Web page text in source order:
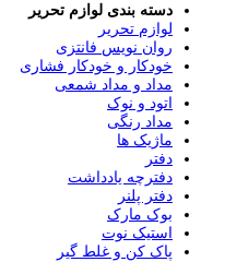
دسته بندی لوازم تحریر
لوازم تحریر
روان نویس فانتزی
خودکار و خودکار فشاری
مداد و مداد شمعی
اتود و نوک
مداد رنگی
ماژیک ها
دفتر
دفترچه یادداشت
دفتر پلنر
بوک مارک
استیک نوت
پاک کن و غلط گیر